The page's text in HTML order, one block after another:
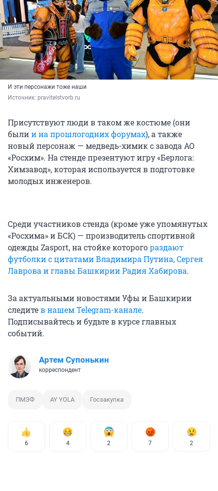
И эти персонажи тоже наши
Источник: pravitelstvorb.ru
Присутствуют люди в таком же костюме (они
былии на прошлогодних форумах), а также
новый персонаж — медведь-химик с завода АО
«Росхим». На стенде презентуют игру «Берлога:
Химзавод», которая используется в подготовке
молодых инженеров.
Среди участников стенда (кроме уже упомянутых
«Росхима» и БСК) — производитель спортивной
одежды Zasport, на стойке которогораздают
футболки с цитатами Владимира Путина, Сергея
Лаврова и главы Башкирии Радия Хабирова.
За актуальными новостями Уфы и Башкирии
следитев нашем Telegram-канале.
Подписывайтесь и будьте в курсе главных
событий.
Артем Супонькин
корреспондент
ПМЭФ AY YOLA Госзакупка
6 4 2 7 2